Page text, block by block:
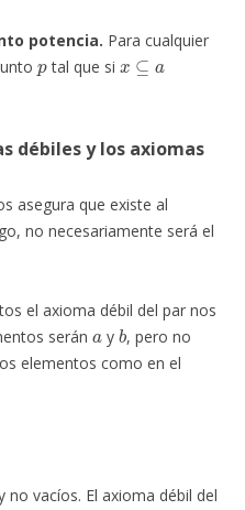
potencia. Para cualquier
p
tal que si
x⊆ a
débiles y los axiomas
asegura que existe al
no necesariamente será el
el axioma débil del par nos
serán
a
y
b
, pero no
elementos como en el
vacíos. El axioma débil del